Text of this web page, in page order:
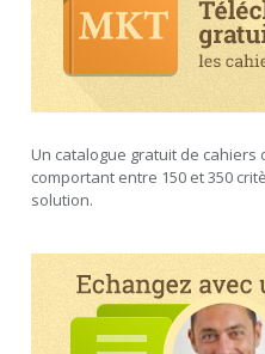
Un catalogue gratuit de cahiers
comportant entre 150 et 350
solution.